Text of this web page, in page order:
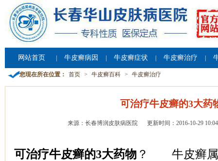
网站首页 牛皮癣病因 牛皮癣症状 牛皮癣治疗
您现在所在位置： 首页 > 牛皮癣百科 > 牛皮癣治疗
可治疗牛皮癣的3大药
来源：长春博润皮肤病医院 更新时间：2016-10-29
可治疗牛皮癣的3大药物 ？ 牛皮癣属